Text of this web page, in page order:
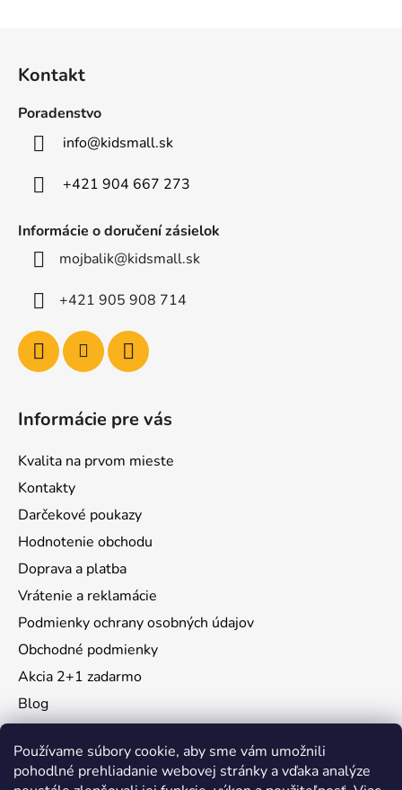
Používame súbory cookie, aby sme vám umožnili
pohodlné prehliadanie webovej stránky a vďaka analýze
Kontakt
Poradenstvo
info@kidsmall.sk
+421 904 667 273
Informácie o doručení zásielok
mojbalik@kidsmall.sk
+421 905 908 714
Informácie pre vás
Kvalita na prvom mieste
Kontakty
Darčekové poukazy
Hodnotenie obchodu
Doprava a platba
Vrátenie a reklamácie
Podmienky ochrany osobných údajov
Obchodné podmienky
Akcia 2+1 zadarmo
Blog